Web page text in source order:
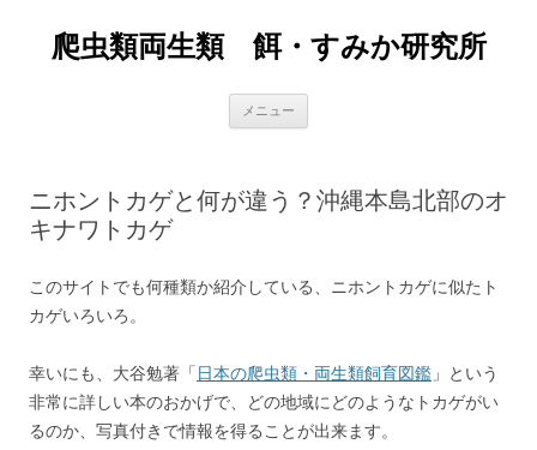
爬虫類両生類 餌・すみか研究所
メニュー
へ
ス
ニホントカゲと何が違う？沖縄本島北部のオ
キナワトカゲ
このサイトでも何種類か紹介している、ニホントカゲに似たト
カゲいろいろ。
幸いにも、大谷勉著「 日本の爬虫類・両生類飼育図鑑 」という
非常に詳しい本のおかげで、どの地域にどのようなトカゲがい
るのか、写真付きで情報を得ることが出来ます。